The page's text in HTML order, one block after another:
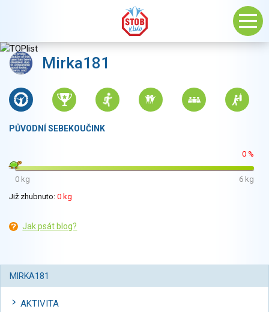
Mirka181
PŮVODNÍ SEBEKOUČINK
0 %
0 kg
6 kg
Již zhubnuto: 0 kg
Jak psát blog?
MIRKA181
AKTIVITA